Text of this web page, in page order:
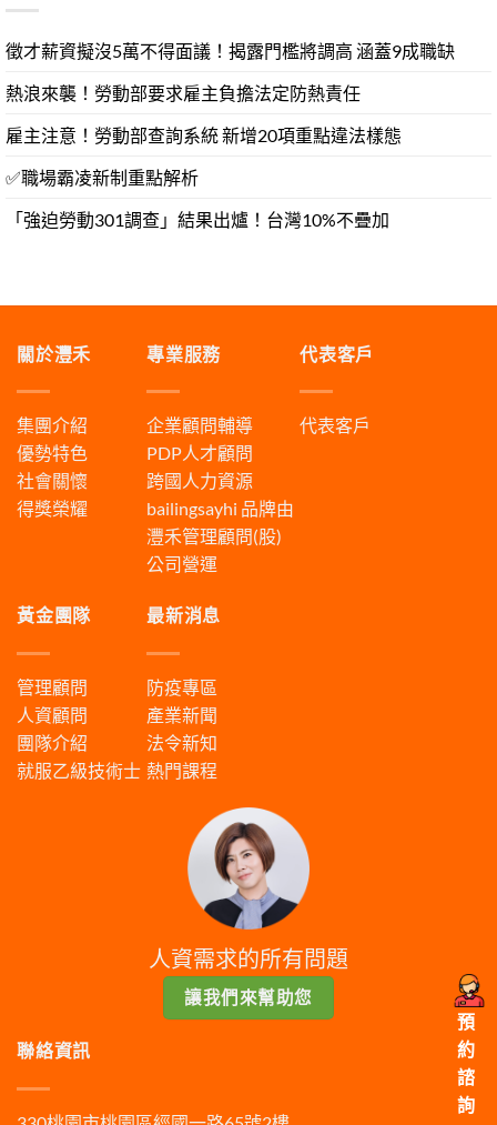
徵才薪資擬沒5萬不得面議！揭露門檻將調高 涵蓋9成職缺
熱浪來襲！勞動部要求雇主負擔法定防熱責任
雇主注意！勞動部查詢系統 新增20項重點違法樣態
✅職場霸凌新制重點解析
「強迫勞動301調查」結果出爐！台灣10%不疊加
關於灃禾
集團介紹
優勢特色
社會關懷
得獎榮耀
專業服務
企業顧問輔導
PDP人才顧問
跨國人力資源
bailingsayhi 品牌由
灃禾管理顧問(股)
公司營運
代表客戶
代表客戶
黃金團隊
管理顧問
人資顧問
團隊介紹
就服乙級技術士
最新消息
防疫專區
產業新聞
法令新知
熱門課程
人資需求的所有問題
讓我們來幫助您
聯絡資訊
預
約
諮
詢